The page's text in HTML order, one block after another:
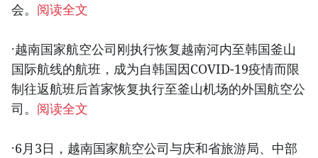
会。 阅读全文
·越南国家航空公司刚执行恢复越南河内至韩国釜山
国际航线的航班，成为自韩国因COVID-19疫情而限
制往返航班后首家恢复执行至釜山机场的外国航空公
司。 阅读全文
·6月3日，越南国家航空公司与庆和省旅游局、中部